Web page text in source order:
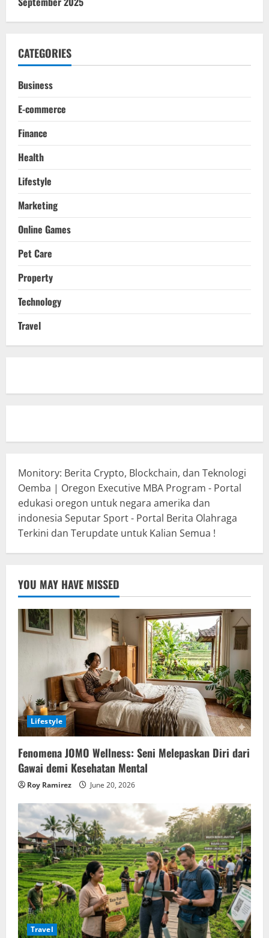
CATEGORIES
Business
E-commerce
Finance
Health
Lifestyle
Marketing
Online Games
Pet Care
Property
Technology
Travel
Monitory: Berita Crypto, Blockchain, dan Teknologi
Oemba | Oregon Executive MBA Program - Portal
edukasi oregon untuk negara amerika dan
indonesia Seputar Sport - Portal Berita Olahraga
Terkini dan Terupdate untuk Kalian Semua !
YOU MAY HAVE MISSED
Lifestyle
Fenomena JOMO Wellness: Seni Melepaskan Diri dari
Gawai demi Kesehatan Mental
Roy Ramirez June 20, 2026
Travel